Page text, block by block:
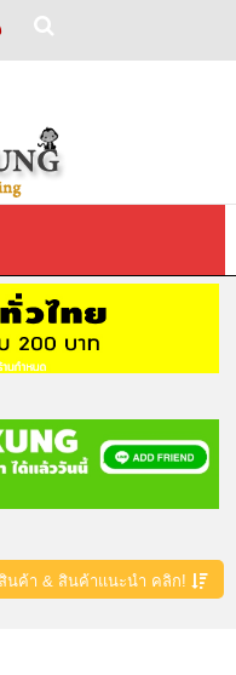
นค้า & สินค้าแนะนำ คลิก!